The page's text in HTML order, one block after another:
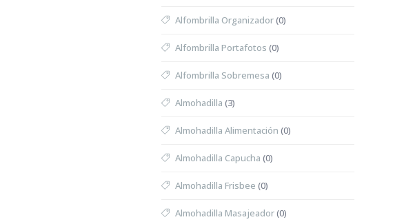
Alfombrilla Organizador(0)
Alfombrilla Portafotos (0)
Alfombrilla Sobremesa (0)
Almohadilla (3)
Almohadilla Alimentación (0)
Almohadilla Capucha (0)
Almohadilla Frisbee (0)
Almohadilla Masajeador(0)